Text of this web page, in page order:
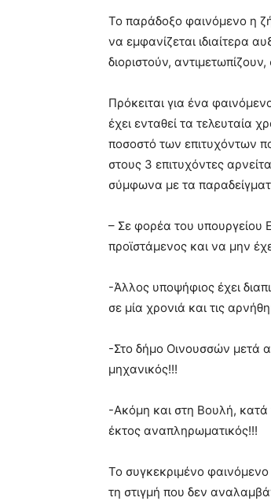
blonde
lesbians
very
hot
show.desi
brandi
lyons
teaches
you
of
pain.
hd
Το παράδοξο φαινόμενο η
να εμφανίζεται ιδιαίτερα
διοριστούν,
Πρόκειται για ένα
έχει ενταθεί τα τελευταία
ποσοστό των επιτυχόντων
στους 3 επιτυχόντες
σύμφωνα με τα
– Σε φορέα του υπουργείου
προϊστάμενος και να μην
-Άλλος υποψήφιος έχει
σε μία χρονιά και τις
-Στο δήμο Οινουσσών μετά
μηχανικός!!!
-Ακόμη και στη Βουλή, κατά
έκτος αναπληρωματικός!!!
Το συγκεκριμένο
τη στιγμή που δεν